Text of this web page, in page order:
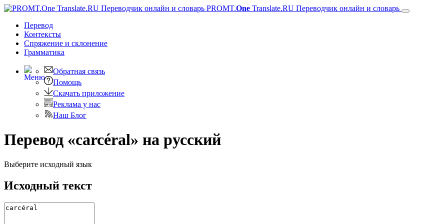
PROMT.One Translate.RU Переводчик онлайн и словарь
Перевод
Контексты
Спряжение и склонение
Грамматика
Обратная связь
Помощь
Скачать приложение
Реклама у нас
Наш Блог
Перевод «carcéral» на русский
Выберите исходный язык
Исходный текст